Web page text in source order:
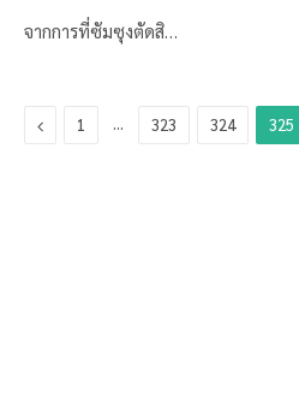
จากการที่ซัมซุงตัดสิ…
Previous
1 … 323 324 325